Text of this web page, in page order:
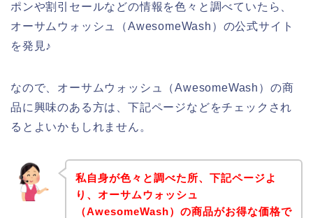
ポンや割引セールなどの情報を色々と調べていたら、
オーサムウォッシュ（AwesomeWash）の公式サイト
を発見♪
なので、オーサムウォッシュ（AwesomeWash）の商
品に興味のある方は、下記ページなどをチェックされ
るとよいかもしれません。
私自身が色々と調べた所、下記ページよ
り、オーサムウォッシュ
（AwesomeWash）の商品がお得な価格で